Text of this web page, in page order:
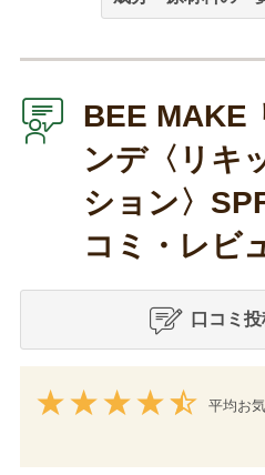
BEE MAKE
ンデ〈リキ
ション〉
コミ・レビ
口コミ
平均お